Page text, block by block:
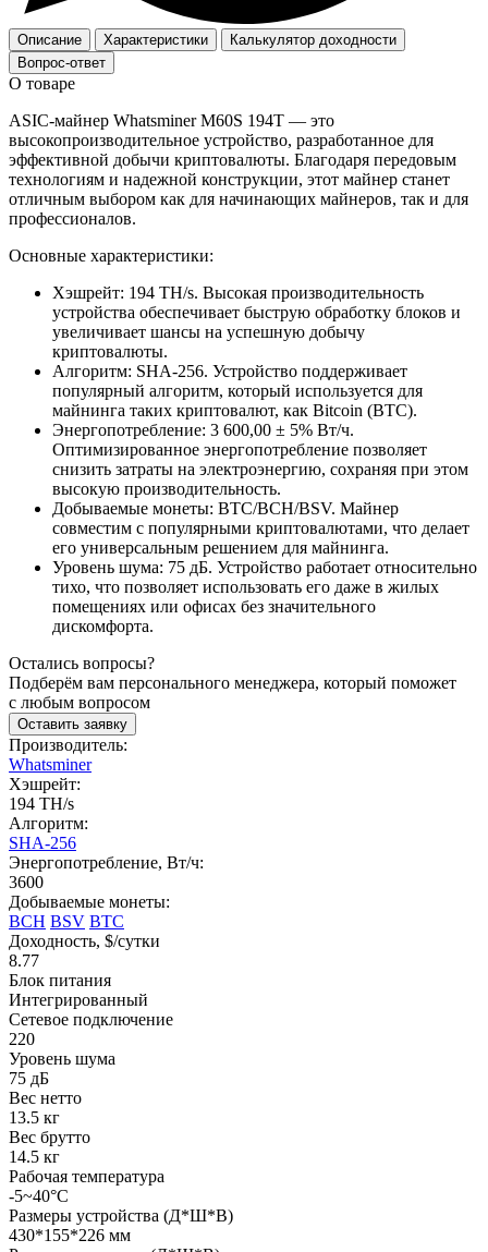
Описание Характеристики
Калькулятор доходности
Вопрос-ответ
О товаре
ASIC-майнер Whatsminer M60S 194T — это
высокопроизводительное устройство, разработанное для
эффективной добычи криптовалюты. Благодаря передовым
технологиям и надежной конструкции, этот майнер станет
отличным выбором как для начинающих майнеров, так и для
профессионалов.
Основные характеристики:
Хэшрейт: 194 TH/s. Высокая производительность
устройства обеспечивает быструю обработку блоков и
увеличивает шансы на успешную добычу
криптовалюты.
Алгоритм: SHA-256. Устройство поддерживает
популярный алгоритм, который используется для
майнинга таких криптовалют, как Bitcoin (BTC).
Энергопотребление: 3 600,00 ± 5% Вт/ч.
Оптимизированное энергопотребление позволяет
снизить затраты на электроэнергию, сохраняя при этом
высокую производительность.
Добываемые монеты: BTC/BCH/BSV. Майнер
совместим с популярными криптовалютами, что делает
его универсальным решением для майнинга.
Уровень шума: 75 дБ. Устройство работает относительно
тихо, что позволяет использовать его даже в жилых
помещениях или офисах без значительного
дискомфорта.
Остались вопросы?
Подберём вам персонального менеджера, который поможет
с любым вопросом
Оставить заявку
Производитель:
Whatsminer
Хэшрейт:
194 TH/s
Алгоритм:
SHA-256
Энергопотребление, Вт/ч:
3600
Добываемые монеты:
BCH BSV BTC
Доходность, $/сутки
8.77
Блок питания
Интегрированный
Сетевое подключение
220
Уровень шума
75 дБ
Вес нетто
13.5 кг
Вес брутто
14.5 кг
Рабочая температура
-5~40°C
Размеры устройства (Д*Ш*В)
430*155*226 мм